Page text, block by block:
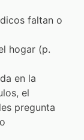
faltan o
hogar (p.
en la
el
pregunta